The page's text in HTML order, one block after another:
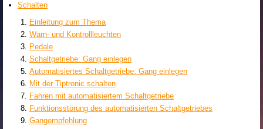
Schalten
Einleitung zum Thema
Warn- und Kontrollleuchten
Pedale
Schaltgetriebe: Gang einlegen
Automatisiertes Schaltgetriebe: Gang einlegen
Mit der Tiptronic schalten
Fahren mit automatisiertem Schaltgetriebe
Funktionsstörung des automatisierten Schaltgetriebes
Gangempfehlung